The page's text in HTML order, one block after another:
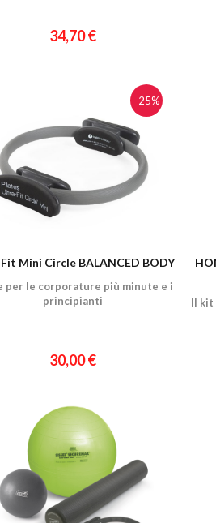
34,70 €
−25%
Mini Circle BALANCED BODY
per le corporature più minute e i
principianti
30,00 €
Il kit